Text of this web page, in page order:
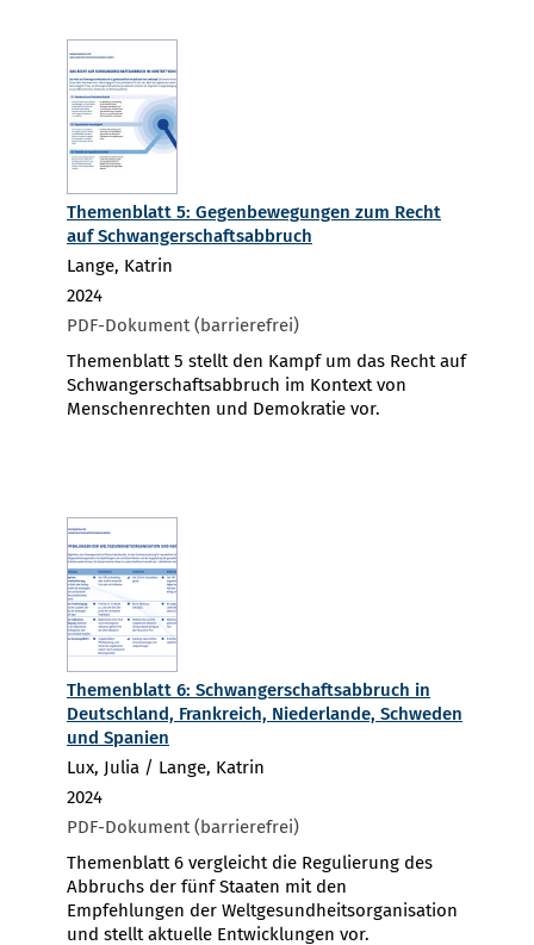
Themenblatt 5: Gegenbewegungen zum Recht
auf Schwangerschaftsabbruch
Lange, Katrin
2024
PDF-Dokument (barrierefrei)
Themenblatt 5 stellt den Kampf um das Recht auf
Schwangerschaftsabbruch im Kontext von
Menschenrechten und Demokratie vor.
Themenblatt 6: Schwangerschaftsabbruch in
Deutschland, Frankreich, Niederlande, Schweden
und Spanien
Lux, Julia / Lange, Katrin
2024
PDF-Dokument (barrierefrei)
Themenblatt 6 vergleicht die Regulierung des
Abbruchs der fünf Staaten mit den
Empfehlungen der Weltgesundheitsorganisation
und stellt aktuelle Entwicklungen vor.